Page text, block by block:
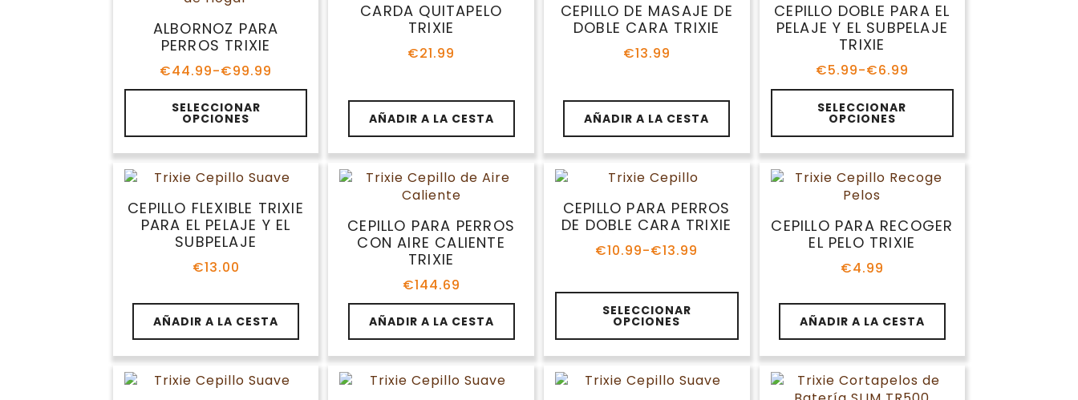
ALBORNOZ PARA
PERROS TRIXIE
€44.99-€99.99
Rango
de
precios:
desde
€44.99
hasta
€99.99
SELECCIONAR
OPCIONES
Este
producto
tiene
múltiples
variantes.
Las
opciones
pueden
página
producto
CARDA QUITAPELO
TRIXIE
€21.99
AÑADIR A LA CESTA
CEPILLO DE MASAJE DE
DOBLE CARA TRIXIE
€13.99
AÑADIR A LA CESTA
CEPILLO DOBLE PARA EL
PELAJE Y EL SUBPELAJE
TRIXIE
€5.99-€6.99
Rango
de
precios:
desde
€5.99
hasta
€6.99
SELECCIONAR
OPCIONES
Este
producto
tiene
múltiples
variantes.
Las
se
pueden
página
producto
CEPILLO FLEXIBLE TRIXIE
PARA EL PELAJE Y EL
SUBPELAJE
€13.00
AÑADIR A LA CESTA
CEPILLO PARA PERROS
CON AIRE CALIENTE
TRIXIE
€144.69
AÑADIR A LA CESTA
CEPILLO PARA PERROS
DE DOBLE CARA TRIXIE
€10.99-€13.99
Rango
precios:
desde
€10.99
SELECCIONAR
OPCIONES
Este
producto
tiene
múltiples
variantes.
Las
CEPILLO PARA RECOGER
EL PELO TRIXIE
€4.99
AÑADIR A LA CESTA